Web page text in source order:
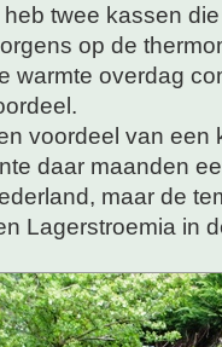
heb twee kassen
op de
warmte overdag
voordeel van een
daar maanden
maar de
Lagerstroemia in